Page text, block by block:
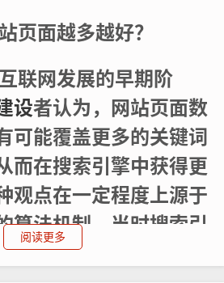
页面越多越好？
联网发展的早期阶
设者认为，网站页面数
可能覆盖更多的关键词
而在搜索引擎中获得更
观点在一定程度上源于
算法机制，当时搜索引
评估相对简单，更注重
阅读更多